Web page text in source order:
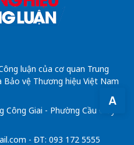
A
luận của cơ quan Trung
Bảo vệ Thương hiệu Việt Nam
Giai - Phường Cầu Giấy -
- ĐT: 093 172 5555